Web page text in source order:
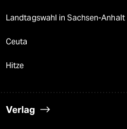
Landtagswahl in Sachsen-Anhalt
Ceuta
Hitze
Verlag